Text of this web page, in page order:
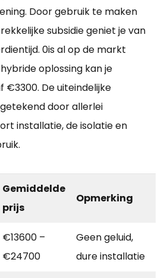
Door gebruik te maken
subsidie geniet je van
0is al op de markt
oplossing kan je
€3300. De uiteindelijke
door allerlei
installatie, de isolatie en
Gemiddelde
prijs
Opmerking
€13600 –
€24700
Geen geluid,
dure installatie